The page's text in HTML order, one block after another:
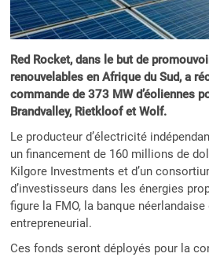
Red Rocket, dans le but de
renouvelables en Afrique du Sud, a
commande de 373 MW d’éoliennes
Brandvalley, Rietkloof et Wolf.
Le producteur d’électricité
un financement de 160 millions de
Kilgore Investments et d’un
d’investisseurs dans les énergies
figure la FMO, la banque
entrepreneurial.
Ces fonds seront déployés pour la